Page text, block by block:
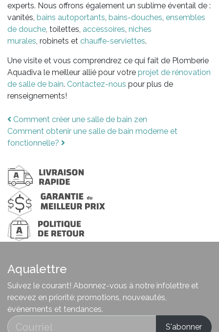
experts. Nous offrons également un sublime éventail de :
vanités, bains autoportants bains-douches ensembles
de douche , toilettes, accessoires niches
murales , robinets et chauffe-serviettes.
Une visite et vous comprendrez ce qui fait de Plomberie
Aquadiva le meilleur allié pour votre projet de rénovation
de salle de bain. Contactez-nous pour plus de
renseignements!
Post
navigation
Comment créer une salle de bain zen
Comment obtenir une salle de bain moderne et
fonctionnelle?
Aqualettre
Suivez le courant! Abonnez-vous à notre infolettre et
recevez en priorité: promotions, nouveautés,
évènements et tendances.